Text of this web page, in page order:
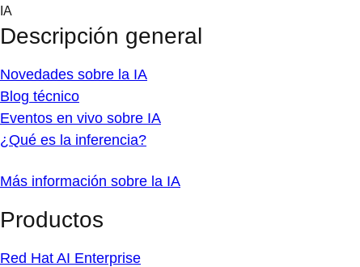
Skip
content
IA
Descripción general
Novedades sobre la IA
Blog técnico
Eventos en vivo sobre IA
¿Qué es la inferencia?
Más información sobre la IA
Productos
Red Hat AI Enterprise